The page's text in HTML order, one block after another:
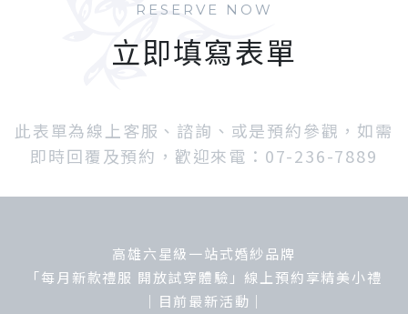
RESERVE NOW
立即填寫表單
此表單為線上客服、諮詢、或是預約參觀，如需
即時回覆及預約，歡迎來電：07-236-7889
高雄六星級一站式婚紗品牌
「每月新款禮服 開放試穿體驗」線上預約享精美小禮
｜目前最新活動｜